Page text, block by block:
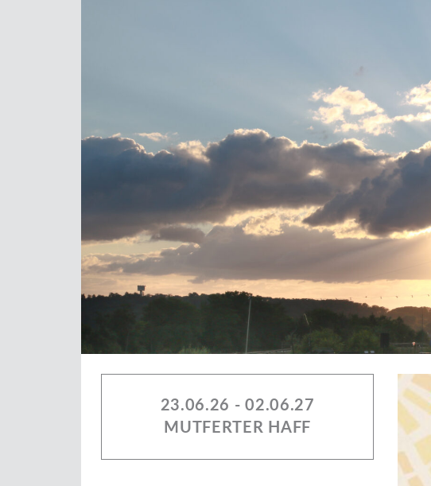
23.06.26 - 02.06.27
MUTFERTER HAFF